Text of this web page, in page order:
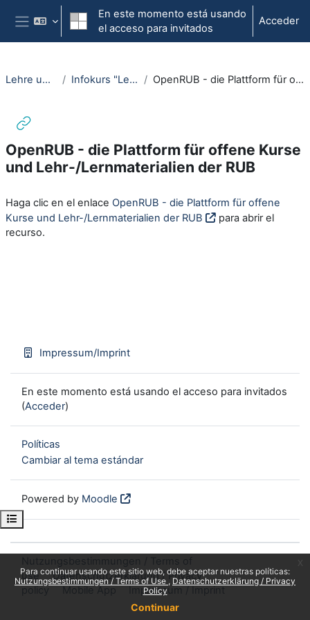
Salta al contenido principal
Para continuar usando este sitio web, debe aceptar nuestras políticas:
Nutzungsbestimmungen / Terms of Use
Datenschutzerklärung / Privacy
Policy
Continuar
Panel lateral
En este momento está usando
el acceso para invitados
Acceder
Open course index
Lehre und Lernen öffnen Infokurs "Lehre und Lernen öffnen" OpenRUB - die Plattform für offene Kurse und Lehr-/Lernmaterialien der RUB
OpenRUB - die Plattform für offene Kurse
und Lehr-/Lernmaterialien der RUB
Haga clic en el enlace OpenRUB - die Plattform für offene
Kurse und Lehr-/Lernmaterialien der RUB
para abrir el
recurso.
Impressum/Imprint
En este momento está usando el acceso para invitados
(Acceder)
Políticas
Cambiar al tema estándar
Powered by Moodle
use
Datenschutzerklärung / Privacy
policy
Mobile App Impressum / Imprint